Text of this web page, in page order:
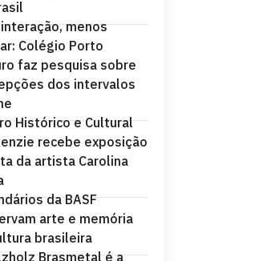
menos
Colégio Porto
faz pesquisa sobre
dos intervalos
Histórico e Cultural
recebe exposição
da artista Carolina
da BASF
arte e memória
brasileira
Brasmetal é a